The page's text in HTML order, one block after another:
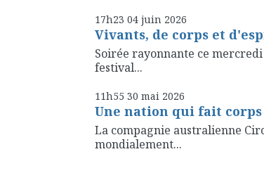
17h23 04 juin 2026
Vivants, de corps et
Soirée rayonnante ce mercredi
festival...
11h55 30 mai 2026
Une nation qui fait corps
La compagnie australienne
mondialement...